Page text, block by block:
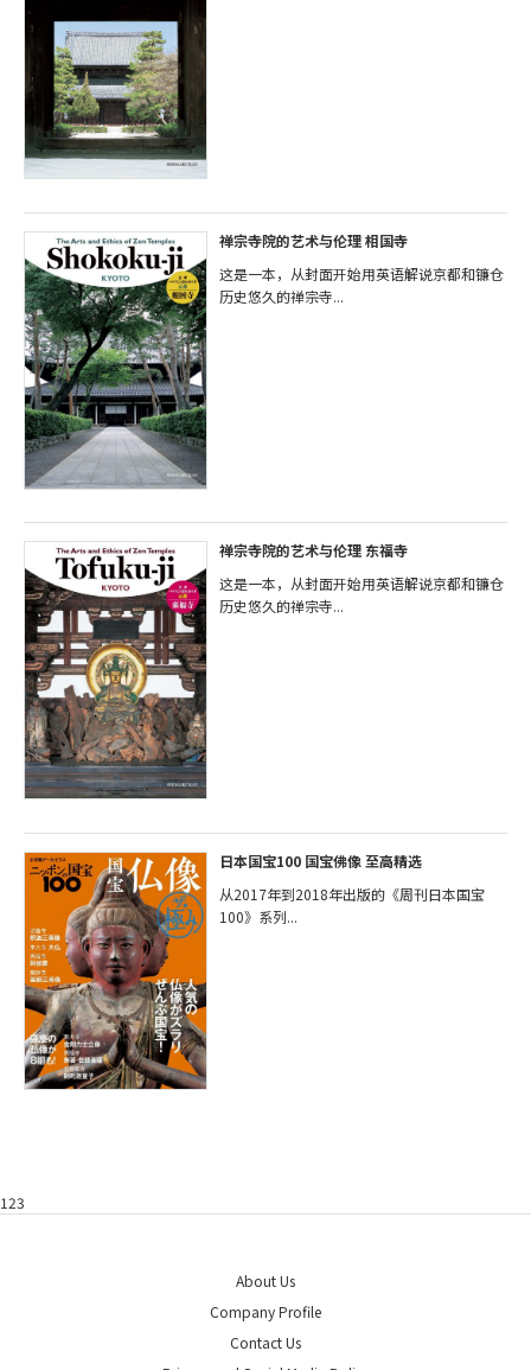
禅宗寺院的艺术与伦理 相国寺
这是一本，从封面开始用英语解说京都和镰仓
历史悠久的禅宗寺...
禅宗寺院的艺术与伦理 东福寺
这是一本，从封面开始用英语解说京都和镰仓
历史悠久的禅宗寺...
日本国宝100 国宝佛像 至高精选
从2017年到2018年出版的《周刊日本国宝
100》系列...
123
About Us
Company Profile
Contact Us